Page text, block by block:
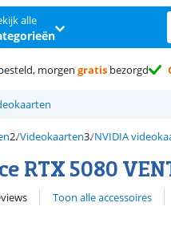
alle
morgen gratis bezorgd
Videokaarten NVIDIA
RTX 5080
Toon alle accessoires